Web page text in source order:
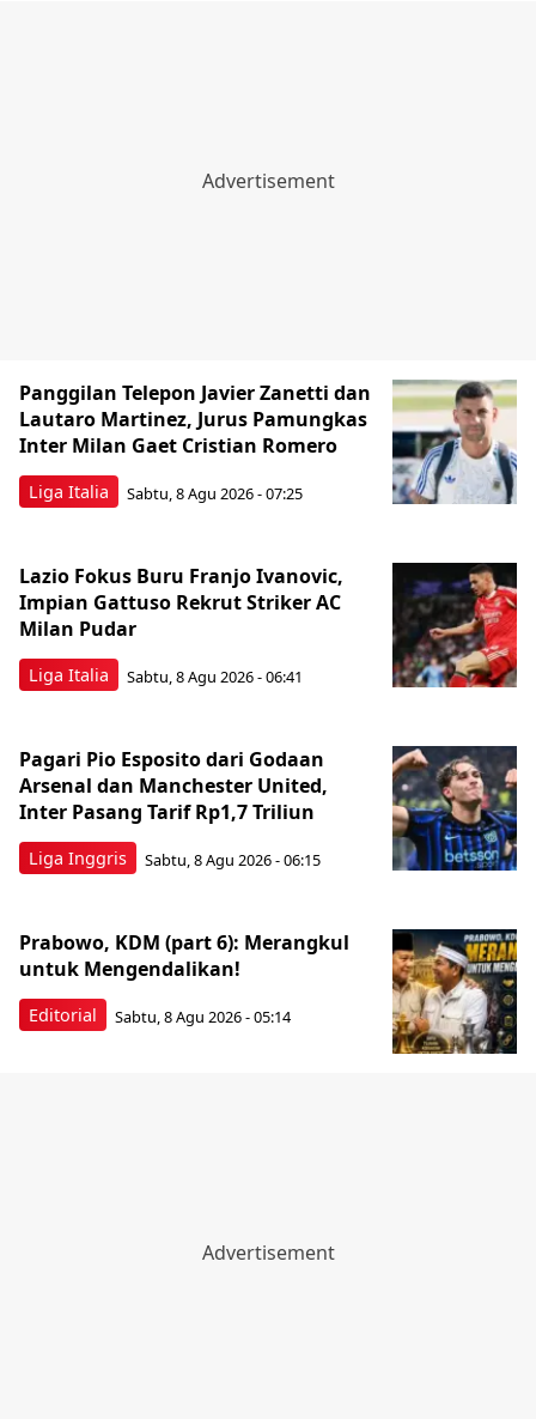
Liga Italia
Panggilan Telepon Javier Zanetti dan
Lautaro Martinez, Jurus Pamungkas
Inter Milan Gaet Cristian Romero
Sabtu, 8 Agu 2026 - 07:25
Liga Italia
Lazio Fokus Buru Franjo Ivanovic,
Impian Gattuso Rekrut Striker AC
Milan Pudar
Sabtu, 8 Agu 2026 - 06:41
Liga Inggris
Pagari Pio Esposito dari Godaan
Arsenal dan Manchester United,
Inter Pasang Tarif Rp1,7 Triliun
Sabtu, 8 Agu 2026 - 06:15
Editorial
Prabowo, KDM (part 6): Merangkul
untuk Mengendalikan!
Sabtu, 8 Agu 2026 - 05:14